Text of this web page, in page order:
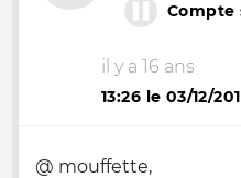
Compte
il y a 16 ans
13:26 le 03/12/
@ mouffette,